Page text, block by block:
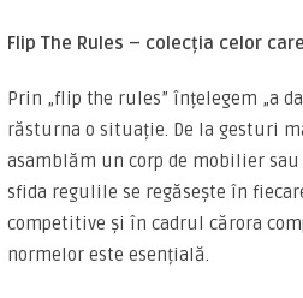
Flip The Rules – colecția celor
Prin „flip the rules” înțelegem „a
răsturna o situație. De la gesturi
asamblăm un corp de mobilier
sfida regulile se regăsește în
competitive și în cadrul cărora
normelor este esențială.